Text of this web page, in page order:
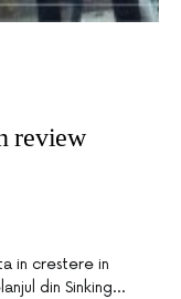
review
in crestere in
din Sinking…